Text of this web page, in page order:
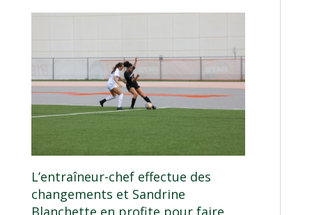
L’entraîneur-chef effectue des
changements et Sandrine
Blanchette en profite pour faire